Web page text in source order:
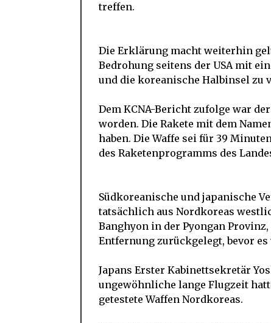
treffen.
Die Erklärung macht weiterhin
Bedrohung seitens der USA mit
und die koreanische Halbinsel zu
Dem KCNA-Bericht zufolge war
worden. Die Rakete mit dem
haben. Die Waffe sei für 39
des Raketenprogramms des
Südkoreanische und japanische
tatsächlich aus Nordkoreas
Banghyon in der Pyongan
Entfernung zurückgelegt, bevor
Japans Erster Kabinettsekretär
ungewöhnliche lange Flugzeit
getestete Waffen Nordkoreas.